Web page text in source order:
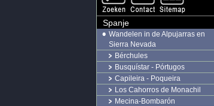
Spanje
Wandelen in de Alpujarras en
Sierra Nevada
Bérchules
Busquístar - Pórtugos
Capileira - Poqueira
Los Cahorros de Monachil
Mecina-Bombarón